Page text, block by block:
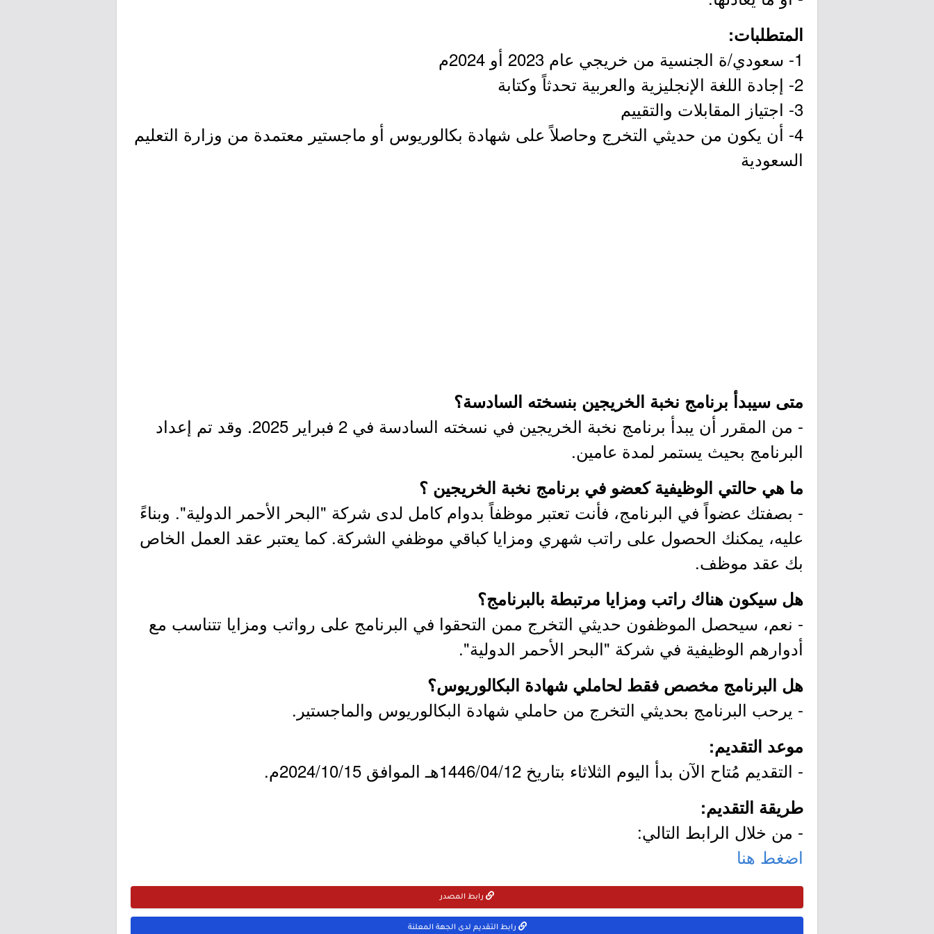
المتطلبات:
1- سعودي/ة الجنسية من خريجي عام 2023 أو 2024م
2- إجادة اللغة الإنجليزية والعربية تحدثاً وكتابة
3- اجتياز المقابلات والتقييم
4- أن يكون من حديثي التخرج وحاصلاً على شهادة بكالوريوس أو ماجستير معتمدة من وزارة التعليم
السعودية
متى سيبدأ برنامج نخبة الخريجين بنسخته السادسة؟
- من المقرر أن يبدأ برنامج نخبة الخريجين في نسخته السادسة في 2 فبراير 2025. وقد تم إعداد
البرنامج بحيث يستمر لمدة عامين.
ما هي حالتي الوظيفية كعضو في برنامج نخبة الخريجين ؟
- بصفتك عضواً في البرنامج، فأنت تعتبر موظفاً بدوام كامل لدى شركة "البحر الأحمر الدولية". وبناءً
عليه، يمكنك الحصول على راتب شهري ومزايا كباقي موظفي الشركة. كما يعتبر عقد العمل الخاص
بك عقد موظف.
هل سيكون هناك راتب ومزايا مرتبطة بالبرنامج؟
- نعم، سيحصل الموظفون حديثي التخرج ممن التحقوا في البرنامج على رواتب ومزايا تتناسب مع
أدوارهم الوظيفية في شركة "البحر الأحمر الدولية".
هل البرنامج مخصص فقط لحاملي شهادة البكالوريوس؟
- يرحب البرنامج بحديثي التخرج من حاملي شهادة البكالوريوس والماجستير.
موعد التقديم:
- التقديم مُتاح الآن بدأ اليوم الثلاثاء بتاريخ 1446/04/12هـ الموافق 2024/10/15م.
طريقة التقديم:
- من خلال الرابط التالي:
اضغط هنا
رابط المصدر
رابط التقديم لدى الجهة المعلنة